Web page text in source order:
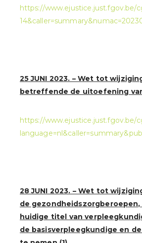
https://www.ejustice.just.fgov.be/
25 JUNI 2023. – Wet tot
betreffende de uitoefening
https://www.ejustice.just.fgov.be/
28 JUNI 2023. – Wet tot
de
huidige titel van
de basisverpleegkundige en